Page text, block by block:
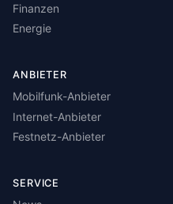
Finanzen
Energie
ANBIETER
Mobilfunk-Anbieter
Internet-Anbieter
Festnetz-Anbieter
SERVICE